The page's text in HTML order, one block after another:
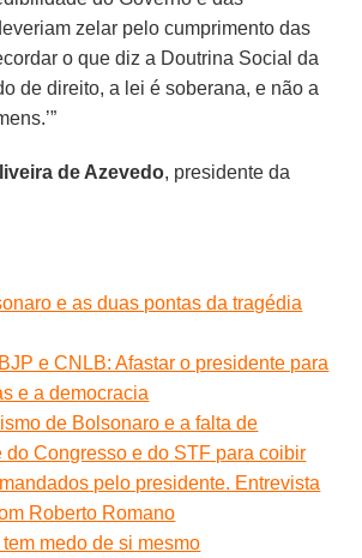
zelar pelo cumprimento das
o que diz a Doutrina Social da
de direito, a lei é soberana, e não a
de Azevedo, presidente da
e as duas pontas da tragédia
e CNLB: Afastar o presidente para
e a democracia
de Bolsonaro e a falta de
do Congresso e do STF para coibir
pelo presidente. Entrevista
Roberto Romano
medo de si mesmo